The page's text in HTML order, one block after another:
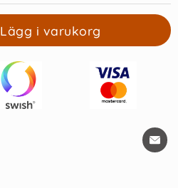
Lägg i varukorg